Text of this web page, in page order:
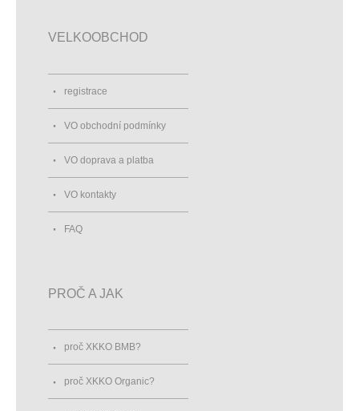
VELKOOBCHOD
registrace
VO obchodní podmínky
VO doprava a platba
VO kontakty
FAQ
PROČ A JAK
proč XKKO BMB?
proč XKKO Organic?